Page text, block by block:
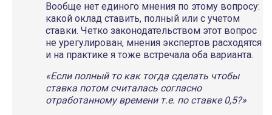
Вообще нет единого мнения по этому вопросу:
какой оклад ставить, полный или с учетом
ставки. Четко законодательством этот вопрос
не урегулирован, мнения экспертов расходятся
и на практике я тоже встречала оба варианта.
«Если полный то как тогда сделать чтобы
ставка потом считалась согласно
отработанному времени т.е. по ставке 0,5?»